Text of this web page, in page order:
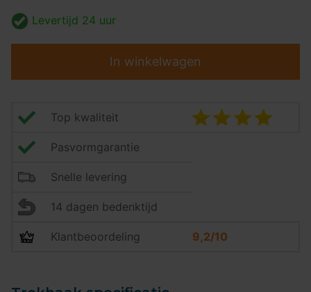
Levertijd 24 uur
In winkelwagen
Top kwaliteit
Pasvormgarantie
Snelle levering
14 dagen bedenktijd
Klantbeoordeling 9,2/10